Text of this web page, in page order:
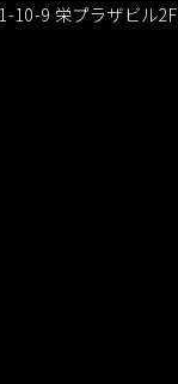
10-9 栄プラザビル2F